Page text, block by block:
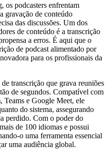
os podcasters enfrentam
gravação de conteúdo
das discussões. Um dos
de conteúdo é a transcrição
a erros. É aqui que o
de podcast alimentado por
para os profissionais da
transcrição que grava reuniões
de segundos. Compatível com
Teams e Google Meet, ele
do sistema, assegurando
perdido. Com o poder do
de 100 idiomas e possui
o uma ferramenta essencial
uma audiência global.